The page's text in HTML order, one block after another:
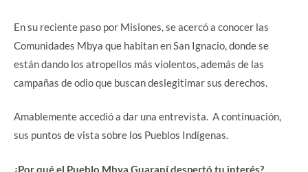
En su reciente paso por Misiones, se acercó a conocer las
Comunidades Mbya que habitan en San Ignacio, donde se
están dando los atropellos más violentos, además de las
campañas de odio que buscan deslegitimar sus derechos.
Amablemente accedió a dar una entrevista. A continuación,
sus puntos de vista sobre los Pueblos Indígenas.
¿Por qué el Pueblo Mbya Guaraní despertó tu interés?